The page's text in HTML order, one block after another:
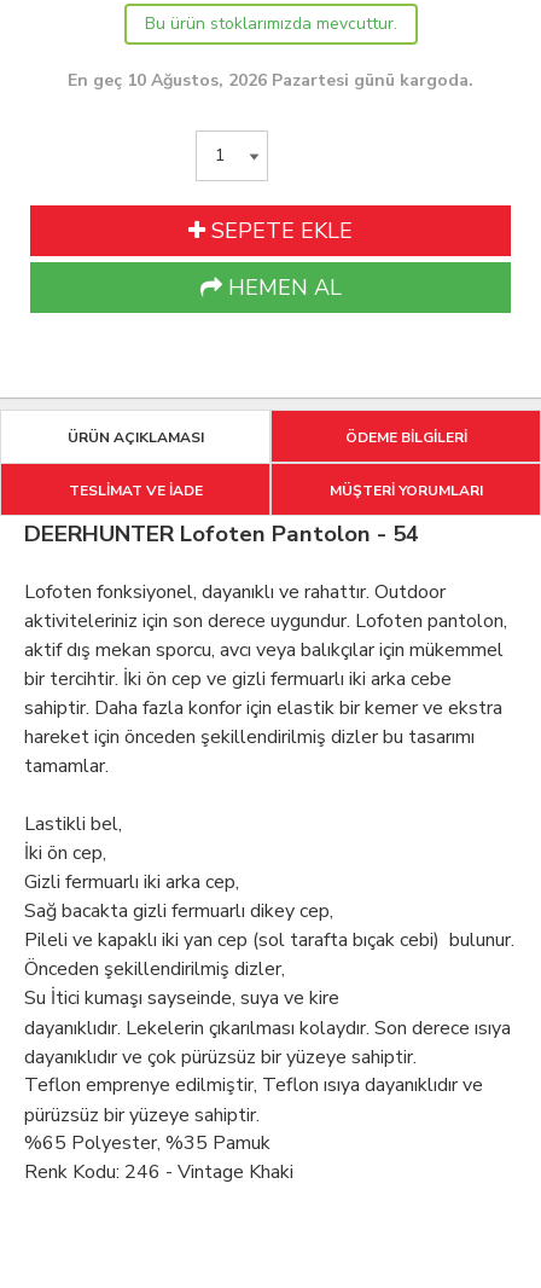
Bu ürün stoklarımızda mevcuttur.
En geç 10 Ağustos, 2026 Pazartesi günü kargoda.
SEPETE EKLE
HEMEN AL
ÜRÜN AÇIKLAMASI ÖDEME BİLGİLERİ
TESLİMAT VE İADE MÜŞTERİ YORUMLARI
DEERHUNTER Lofoten Pantolon - 54
Lofoten fonksiyonel, dayanıklı ve rahattır. Outdoor
aktiviteleriniz için son derece uygundur. Lofoten pantolon,
aktif dış mekan sporcu, avcı veya balıkçılar için mükemmel
bir tercihtir. İki ön cep ve gizli fermuarlı iki arka cebe
sahiptir. Daha fazla konfor için elastik bir kemer ve ekstra
hareket için önceden şekillendirilmiş dizler bu tasarımı
tamamlar.
Lastikli bel,
İki ön cep,
Gizli fermuarlı iki arka cep,
Sağ bacakta gizli fermuarlı dikey cep,
Pileli ve kapaklı iki yan cep (sol tarafta bıçak cebi) bulunur.
Önceden şekillendirilmiş dizler,
Su İtici kumaşı sayseinde, suya ve kire
dayanıklıdır. Lekelerin çıkarılması kolaydır. Son derece ısıya
dayanıklıdır ve çok pürüzsüz bir yüzeye sahiptir.
Teflon emprenye edilmiştir, Teflon ısıya dayanıklıdır ve
pürüzsüz bir yüzeye sahiptir.
%65 Polyester, %35 Pamuk
Renk Kodu: 246 - Vintage Khaki